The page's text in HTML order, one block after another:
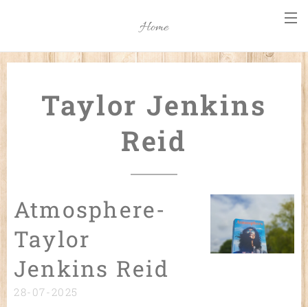
Home
Taylor Jenkins
Reid
Atmosphere-
Taylor
Jenkins Reid
28-07-2025